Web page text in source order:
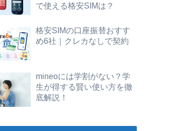
で使える格安SIMは？
格安SIMの口座振替おすす
め6社｜クレカなしで契約
mineoには学割がない？学
生が得する賢い使い方を徹
底解説！